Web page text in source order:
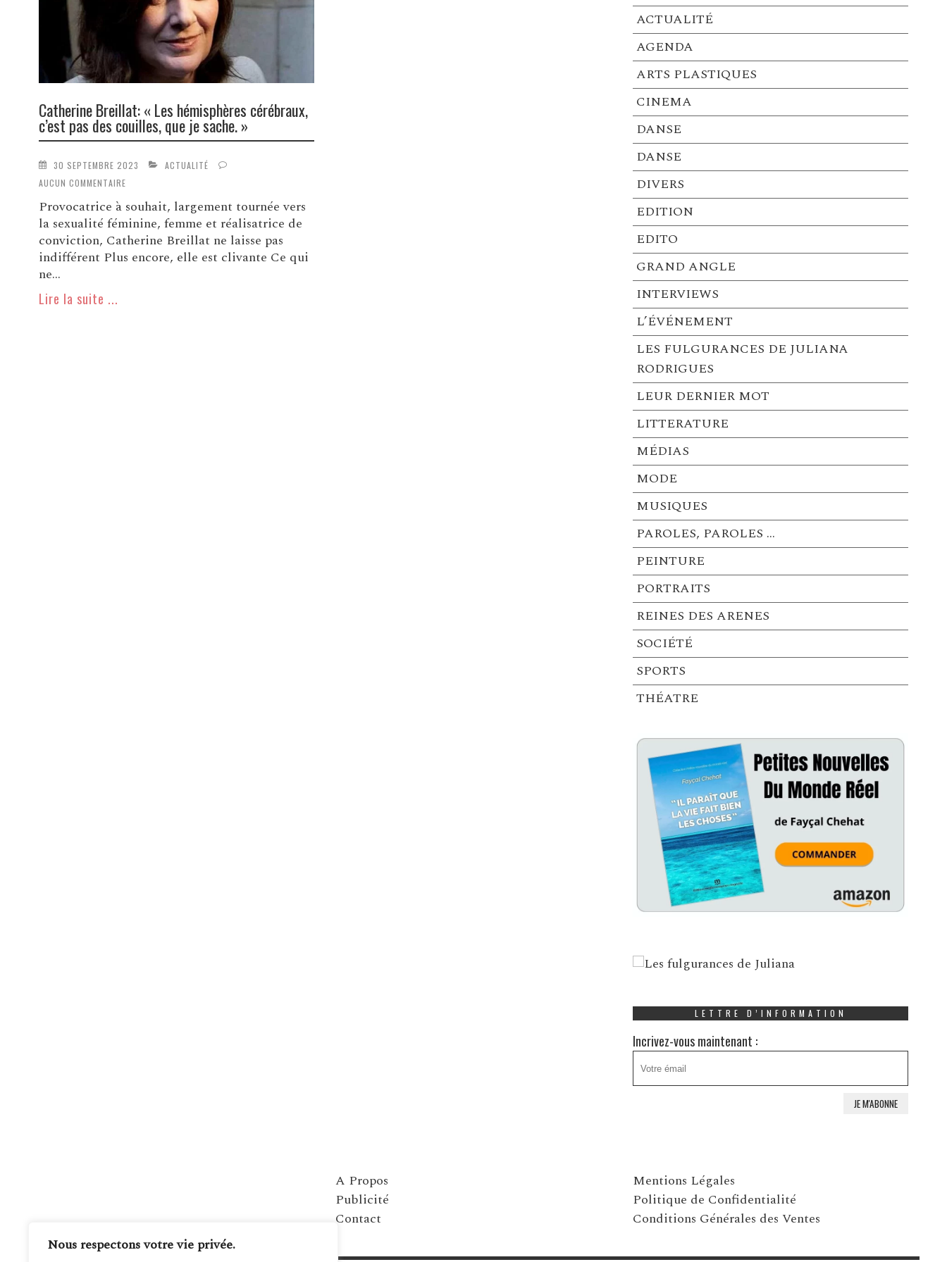
Nous respectons votre vie privée.
Catherine Breillat: « Les hémisphères cérébraux,
c’est pas des couilles, que je sache. »
30 SEPTEMBRE 2023
ACTUALITÉ
AUCUN COMMENTAIRE
Provocatrice à souhait, largement tournée vers
la sexualité féminine, femme et réalisatrice de
conviction, Catherine Breillat ne laisse pas
indifférent Plus encore, elle est clivante Ce qui
ne...
Lire la suite ...
ACTUALITÉ
AGENDA
ARTS PLASTIQUES
CINEMA
DANSE
DANSE
DIVERS
EDITION
EDITO
GRAND ANGLE
INTERVIEWS
L’ÉVÉNEMENT
LES FULGURANCES DE JULIANA
RODRIGUES
LEUR DERNIER MOT
LITTERATURE
MÉDIAS
MODE
MUSIQUES
PAROLES, PAROLES …
PEINTURE
PORTRAITS
REINES DES ARENES
SOCIÉTÉ
SPORTS
THÉATRE
LETTRE D’INFORMATION
Incrivez-vous maintenant :
A Propos
Publicité
Contact
Mentions Légales
Politique de Confidentialité
Conditions Générales des Ventes